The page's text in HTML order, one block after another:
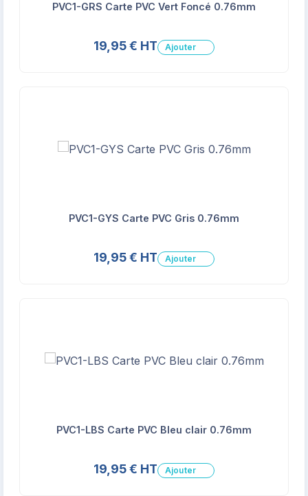
PVC1-GRS Carte PVC Vert Foncé 0.76mm
19,95 € HT Ajouter
PVC1-GYS Carte PVC Gris 0.76mm
19,95 € HT Ajouter
PVC1-LBS Carte PVC Bleu clair 0.76mm
19,95 € HT Ajouter